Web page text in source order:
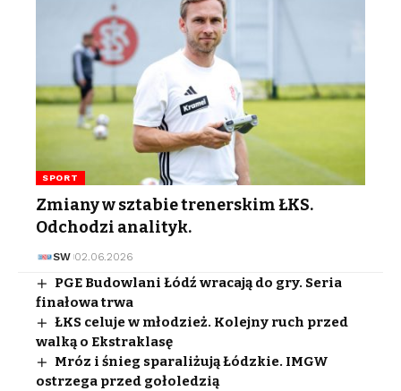
SPORT
Zmiany w sztabie trenerskim ŁKS.
Odchodzi analityk.
SW 02.06.2026
PGE Budowlani Łódź wracają do gry. Seria
finałowa trwa
ŁKS celuje w młodzież. Kolejny ruch przed
walką o Ekstraklasę
Mróz i śnieg sparaliżują Łódzkie. IMGW
ostrzega przed gołoledzią